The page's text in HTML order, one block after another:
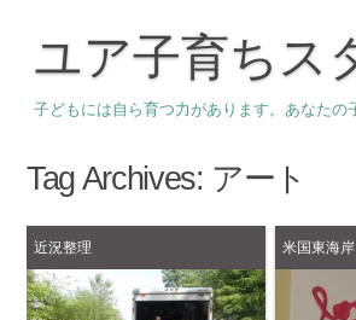
ユア子育ちス
子どもには自ら育つ力があります。あなたの
Tag Archives: アート
近況整理 米国東海